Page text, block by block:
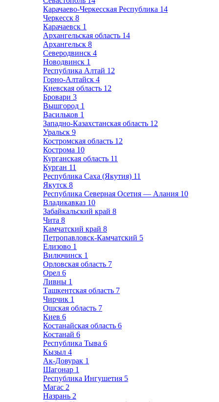
Карачаево-Черкесская Республика 14
Черкесск 8
Карачаевск 1
Архангельская область 14
Архангельск 8
Северодвинск 4
Новодвинск 1
Республика Алтай 12
Горно-Алтайск 4
Киевская область 12
Бровари 3
Вышгород 1
Васильков 1
Западно-Казахстанская область 12
Уральск 9
Костромская область 12
Кострома 10
Курганская область 11
Курган 11
Республика Саха (Якутия) 11
Якутск 8
Республика Северная Осетия — Алания 10
Владикавказ 10
Забайкальский край 8
Чита 8
Камчатский край 8
Петропавловск-Камчатский 5
Елизово 1
Вилючинск 1
Орловская область 7
Орел 6
Ливны 1
Ташкентская область 7
Чирчик 1
Ошская область 7
Киев 6
Костанайская область 6
Костанай 6
Республика Тыва 6
Кызыл 4
Ак-Довурак 1
Шагонар 1
Республика Ингушетия 5
Магас 2
Назрань 2